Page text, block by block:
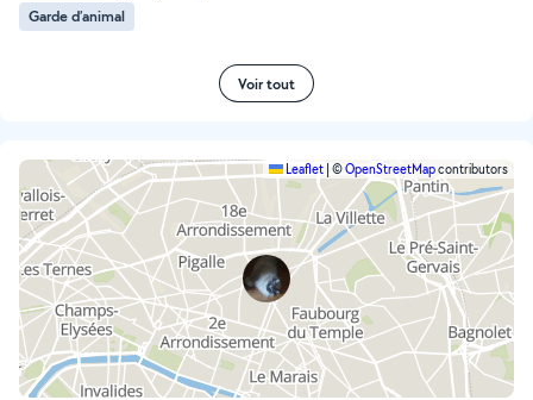
Garde d’animal
Voir tout
Leaflet ©OpenStreetMapcontributors